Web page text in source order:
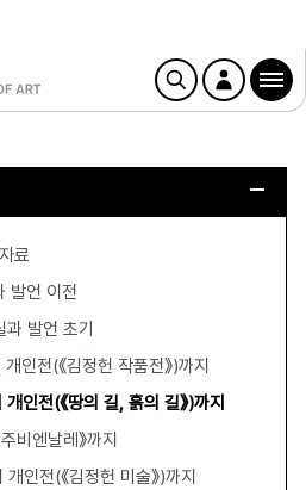
료
발언 이전
발언 초기
전(《김정헌 작품전》)까지
전(《땅의 길, 흙의 길》)까지
엔날레》까지
전(《김정헌 미술》)까지